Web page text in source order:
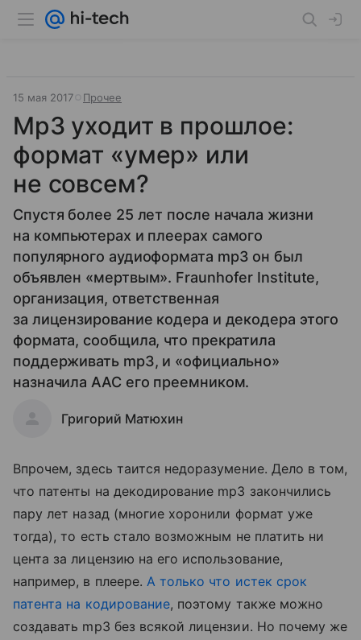
15 мая 2017 Прочее
Mp3 уходит в прошлое:
формат «умер» или
не совсем?
Спустя более 25 лет после начала жизни
на компьютерах и плеерах самого
популярного аудиоформата mp3 он был
объявлен «мертвым». Fraunhofer Institute,
организация, ответственная
за лицензирование кодера и декодера этого
формата, сообщила, что прекратила
поддерживать mp3, и «официально»
назначила AAC его преемником.
Григорий Матюхин
Впрочем, здесь таится недоразумение. Дело в том,
что патенты на декодирование mp3 закончились
пару лет назад (многие хоронили формат уже
тогда), то есть стало возможным не платить ни
цента за лицензию на его использование,
например, в плеере. А только что истек срок
патента на кодирование, поэтому также можно
создавать mp3 без всякой лицензии. Но почему же